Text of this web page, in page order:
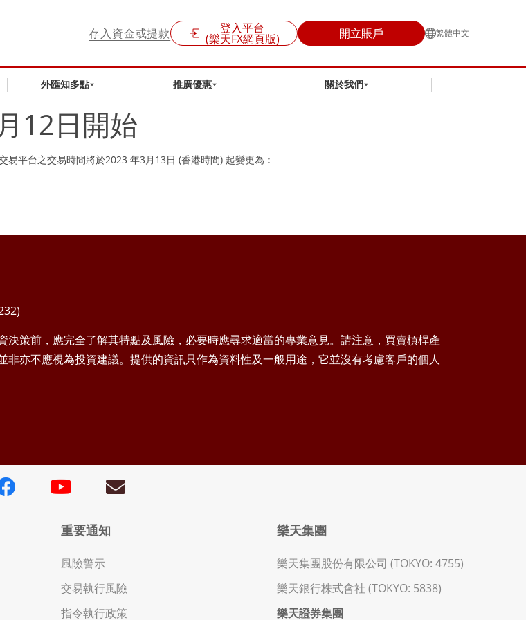
存入資金或提款 登入平台
(樂天FX網頁版) 開立賬戶 繁體中文
外匯知多點 推廣優惠 關於我們
12日開始
平台之交易時間將於2023 年3月13日 (香港時間) 起變更為︰
策前，應完全了解其特點及風險，必要時應尋求適當的專業意見。請注意，買賣槓桿產
亦不應視為投資建議。提供的資訊只作為資料性及一般用途，它並沒有考慮客戶的個人
重要通知
風險警示
交易執行風險
指令執行政策
樂天集團
樂天集團股份有限公司 (TOKYO: 4755)
樂天銀行株式會社 (TOKYO: 5838)
樂天證券集團